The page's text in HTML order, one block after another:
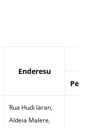
Enderesu
Rua Hudi laran,
Aldeia Malere,